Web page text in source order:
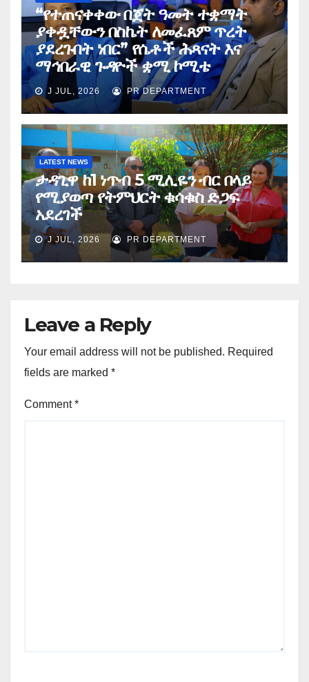
“የተጠናቀቀው በጀት ዓመት ተቋማት
ያቀዷቸውን በስኬት ለመፈጸም ጥረት
ያደረጉበት ነበር” የሴቶች ሕጻናት እና
ማኅበራዊ ጉዳዮች ቋሚ ኮሚቴ
J JUL, 2026 PR DEPARTMENT
LATEST NEWS
ታዳጊዋ ከ1 ነጥብ 5 ሚሊዬን ብር በላይ
የሚያወጣ የትምህርት ቁሳቁስ ድጋፍ
አደረገች
J JUL, 2026 PR DEPARTMENT
Leave a Reply
Your email address will not be published. Required
fields are marked *
Comment*